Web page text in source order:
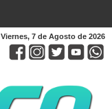
Viernes, 7 de Agosto de 2026